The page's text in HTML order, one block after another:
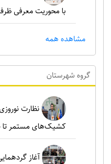
با محوریت معرفی
مشاهده همه
گروه شهرستان
نظارت
کشیک‌های مستمر تا
آغاز